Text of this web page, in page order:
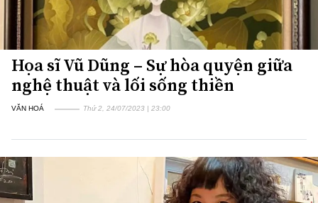
Họa sĩ Vũ Dũng – Sự hòa quyện giữa
nghệ thuật và lối sống thiền
VĂN HOÁ Thứ 2, 24/07/2023 | 23:00